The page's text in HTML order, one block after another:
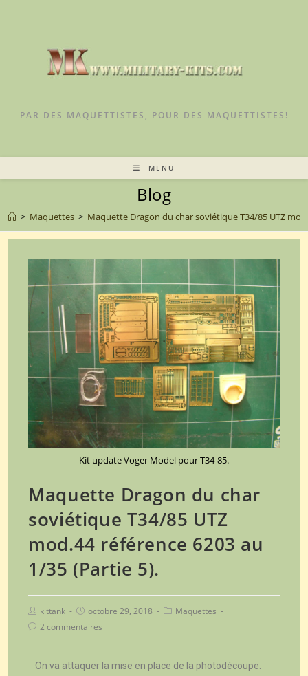
PAR DES MAQUETTISTES, POUR DES MAQUETTISTES!
MENU
Blog
> Maquettes > Maquette Dragon du char soviétique T34/85 UTZ
Kit update Voger Model pour T34-85.
Maquette Dragon du char
soviétique T34/85 UTZ
mod.44 référence 6203 au
1/35 (Partie 5).
kittank octobre 29, 2018
Maquettes
2 commentaires
On va attaquer la mise en place de la photodécoupe.